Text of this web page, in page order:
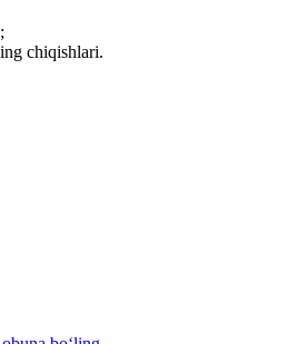
chiqishlari.